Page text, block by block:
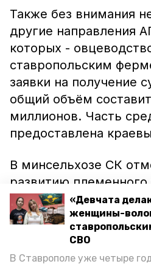
«Девчата
женщины-
СВО
В Ставрополе уже четыре
Также без внимания
другие направления
которых -
ставропольским
заявки на получение
общий объём
миллионов. Часть
предоставлена
В минсельхозе СК
развитию
способствуют
программа «Развитие
хозяйства и